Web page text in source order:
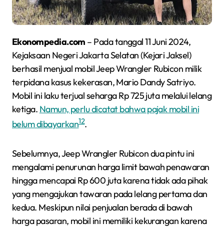
Ekonompedia.com – Pada tanggal 11 Juni 2024,
Kejaksaan Negeri Jakarta Selatan (Kejari Jaksel)
berhasil menjual mobil Jeep Wrangler Rubicon milik
terpidana kasus kekerasan, Mario Dandy Satriyo.
Mobil ini laku terjual seharga Rp 725 juta melalui lelang
ketiga. Namun, perlu dicatat bahwa pajak mobil ini
belum dibayarkan12.
Sebelumnya, Jeep Wrangler Rubicon dua pintu ini
mengalami penurunan harga limit bawah penawaran
hingga mencapai Rp 600 juta karena tidak ada pihak
yang mengajukan tawaran pada lelang pertama dan
kedua. Meskipun nilai penjualan berada di bawah
harga pasaran, mobil ini memiliki kekurangan karena